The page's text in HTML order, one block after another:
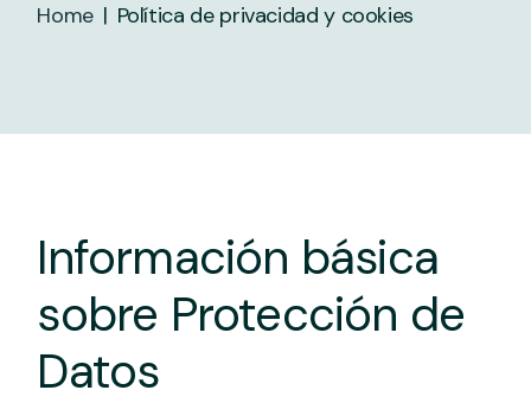
Home Política de privacidad y cookies
Información básica
sobre Protección de
Datos